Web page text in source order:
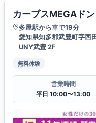
カーブスMEGAド
多屋駅から車で19分
愛知県知多郡武豊町字西
UNY武豊 2F
無料体験
営業時間
平日 10:00〜13:00